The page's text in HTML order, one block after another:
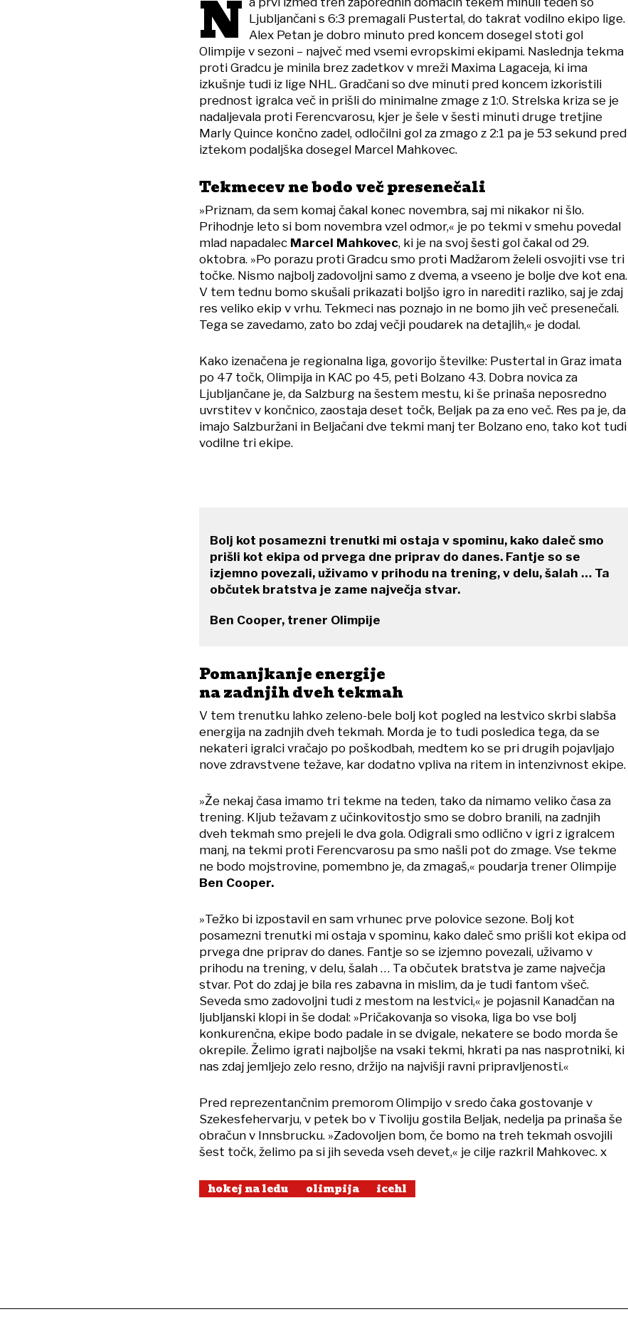
N Ljubljančani s 6:3 premagali Pustertal, do takrat vodilno ekipo lige.
Alex Petan je dobro minuto pred koncem dosegel stoti gol
Olimpije v sezoni – največ med vsemi evropskimi ekipami. Naslednja tekma
proti Gradcu je minila brez zadetkov v mreži Maxima Lagaceja, ki ima
izkušnje tudi iz lige NHL. Gradčani so dve minuti pred koncem izkoristili
prednost igralca več in prišli do minimalne zmage z 1:0. Strelska kriza se je
nadaljevala proti Ferencvarosu, kjer je šele v šesti minuti druge tretjine
Marly Quince končno zadel, odločilni gol za zmago z 2:1 pa je 53 sekund pred
iztekom podaljška dosegel Marcel Mahkovec.
Tekmecev ne bodo več presenečali
»Priznam, da sem komaj čakal konec novembra, saj mi nikakor ni šlo.
Prihodnje leto si bom novembra vzel odmor,« je po tekmi v smehu povedal
mlad napadalec Marcel Mahkovec, ki je na svoj šesti gol čakal od 29.
oktobra. »Po porazu proti Gradcu smo proti Madžarom želeli osvojiti vse tri
točke. Nismo najbolj zadovoljni samo z dvema, a vseeno je bolje dve kot ena.
V tem tednu bomo skušali prikazati boljšo igro in narediti razliko, saj je zdaj
res veliko ekip v vrhu. Tekmeci nas poznajo in ne bomo jih več presenečali.
Tega se zavedamo, zato bo zdaj večji poudarek na detajlih,« je dodal.
Kako izenačena je regionalna liga, govorijo številke: Pustertal in Graz imata
po 47 točk, Olimpija in KAC po 45, peti Bolzano 43. Dobra novica za
Ljubljančane je, da Salzburg na šestem mestu, ki še prinaša neposredno
uvrstitev v končnico, zaostaja deset točk, Beljak pa za eno več. Res pa je, da
imajo Salzburžani in Beljačani dve tekmi manj ter Bolzano eno, tako kot tudi
vodilne tri ekipe.
Bolj kot posamezni trenutki mi ostaja v spominu, kako daleč smo
prišli kot ekipa od prvega dne priprav do danes. Fantje so se
izjemno povezali, uživamo v prihodu na trening, v delu, šalah … Ta
občutek bratstva je zame največja stvar.
Ben Cooper, trener Olimpije
Pomanjkanje energije
na zadnjih dveh tekmah
V tem trenutku lahko zeleno-bele bolj kot pogled na lestvico skrbi slabša
energija na zadnjih dveh tekmah. Morda je to tudi posledica tega, da se
nekateri igralci vračajo po poškodbah, medtem ko se pri drugih pojavljajo
nove zdravstvene težave, kar dodatno vpliva na ritem in intenzivnost ekipe.
»Že nekaj časa imamo tri tekme na teden, tako da nimamo veliko časa za
trening. Kljub težavam z učinkovitostjo smo se dobro branili, na zadnjih
dveh tekmah smo prejeli le dva gola. Odigrali smo odlično v igri z igralcem
manj, na tekmi proti Ferencvarosu pa smo našli pot do zmage. Vse tekme
ne bodo mojstrovine, pomembno je, da zmagaš,« poudarja trener Olimpije
Ben Cooper.
»Težko bi izpostavil en sam vrhunec prve polovice sezone. Bolj kot
posamezni trenutki mi ostaja v spominu, kako daleč smo prišli kot ekipa od
prvega dne priprav do danes. Fantje so se izjemno povezali, uživamo v
prihodu na trening, v delu, šalah … Ta občutek bratstva je zame največja
stvar. Pot do zdaj je bila res zabavna in mislim, da je tudi fantom všeč.
Seveda smo zadovoljni tudi z mestom na lestvici,« je pojasnil Kanadčan na
ljubljanski klopi in še dodal: »Pričakovanja so visoka, liga bo vse bolj
konkurenčna, ekipe bodo padale in se dvigale, nekatere se bodo morda še
okrepile. Želimo igrati najboljše na vsaki tekmi, hkrati pa nas nasprotniki, ki
nas zdaj jemljejo zelo resno, držijo na najvišji ravni pripravljenosti.«
Pred reprezentančnim premorom Olimpijo v sredo čaka gostovanje v
Szekesfehervarju, v petek bo v Tivoliju gostila Beljak, nedelja pa prinaša še
obračun v Innsbrucku. »Zadovoljen bom, če bomo na treh tekmah osvojili
šest točk, želimo pa si jih seveda vseh devet,« je cilje razkril Mahkovec. x
hokej na ledu olimpija icehl